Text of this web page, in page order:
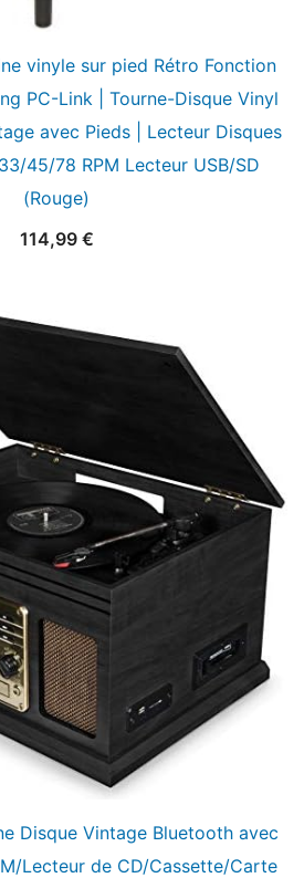
vinyle sur pied Rétro Fonction
PC-Link | Tourne-Disque Vinyl
avec Pieds | Lecteur Disques
45/78 RPM Lecteur USB/SD
(Rouge)
114,99 €
Disque Vintage Bluetooth avec
Lecteur de CD/Cassette/Carte